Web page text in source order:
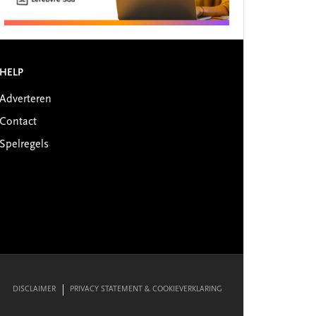
HELP
Adverteren
Contact
Spelregels
DISCLAIMER PRIVACY STATEMENT & COOKIEVERKLARING